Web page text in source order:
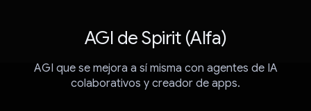
AGI de Spirit (Alfa)
AGI que se mejora a sí misma con agentes de IA
colaborativos y creador de apps.